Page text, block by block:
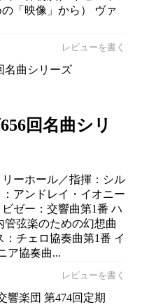
「映像」から） ヴァ
レビューを書く
回名曲シリ
ーホール／指揮：シル
アンドレイ・イオニー
ゼー：交響曲第1番 ハ
弦楽のための幻想曲
チェロ協奏曲第1番 イ
ア協奏曲...
レビューを書く